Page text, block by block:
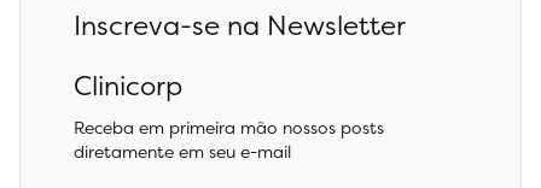
Inscreva-se na Newsletter
Clinicorp
Receba em primeira mão nossos posts
diretamente em seu e-mail